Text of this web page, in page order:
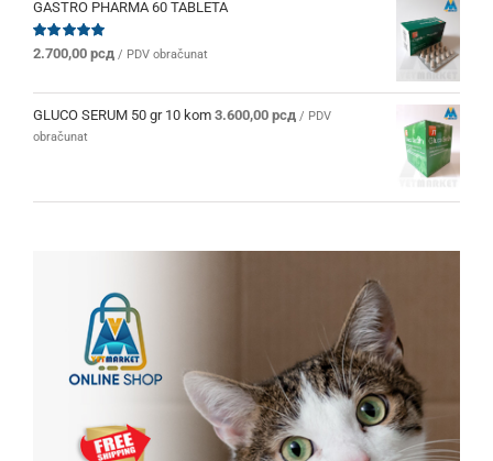
bila:
2.280,00 рсд.
GASTRO PHARMA 60 TABLETA
Ocenjeno
od 5
2.700,00 рсд / PDV obračunat
GLUCO SERUM 50 gr 10 kom 3.600,00 рсд / PDV
obračunat